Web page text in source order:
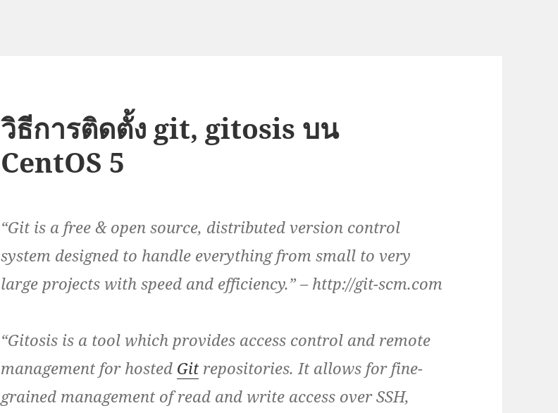
วิธีการติดตั้ง git, gitosis บน
CentOS 5
“Git is a free & open source, distributed version control
system designed to handle everything from small to very
large projects with speed and efficiency.” – http://git-scm.com
“Gitosis is a tool which provides access control and remote
management for hosted Git repositories. It allows for fine-
grained management of read and write access over SSH,